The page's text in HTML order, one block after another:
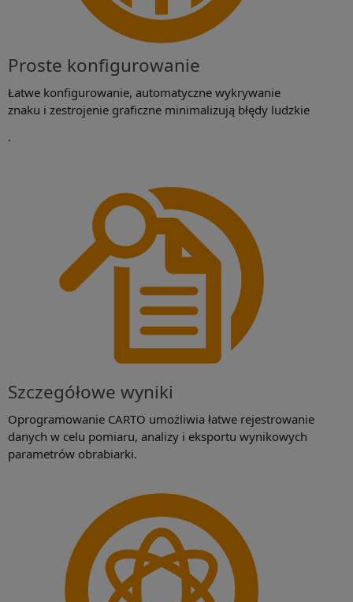
Proste konfigurowanie
Łatwe konfigurowanie, automatyczne wykrywanie
znaku i zestrojenie graficzne minimalizują błędy ludzkie
.
Szczegółowe wyniki
Oprogramowanie CARTO umożliwia łatwe rejestrowanie
danych w celu pomiaru, analizy i eksportu wynikowych
parametrów obrabiarki.